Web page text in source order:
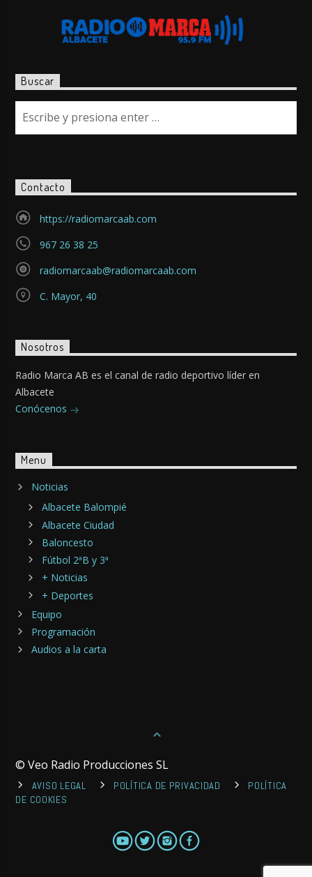
Buscar
Contacto
https://radiomarcaab.com
967 26 38 25
radiomarcaab@radiomarcaab.com
C. Mayor, 40
Nosotros
Radio Marca AB es el canal de radio deportivo líder en
Albacete
Conócenos
Menu
Noticias
Albacete Balompié
Albacete Ciudad
Baloncesto
Fútbol 2ªB y 3ª
+ Noticias
+ Deportes
Equipo
Programación
Audios a la carta
© Veo Radio Producciones SL
AVISO LEGAL POLÍTICA DE PRIVACIDAD
POLÍTICA
DE COOKIES